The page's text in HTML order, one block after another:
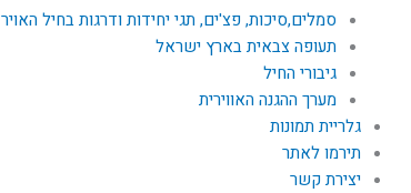
סמלים,סיכות, פצ'ים, תגי יחידות ודרגות בחיל האויר
תעופה צבאית בארץ ישראל
גיבורי החיל
מערך ההגנה האווירית
גלריית תמונות
תירמו לאתר
יצירת קשר